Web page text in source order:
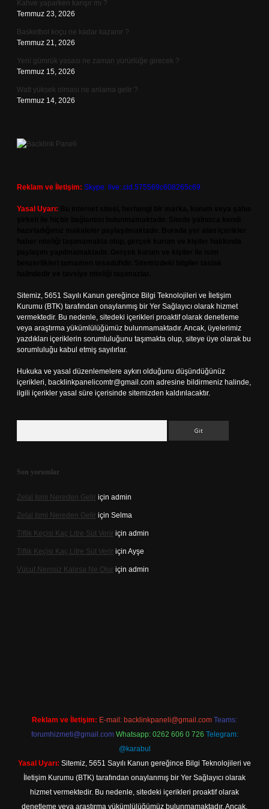
Kahve yaparken karışır mı ?
Temmuz 23, 2026
Basketbol koçu ne kadar kazanır ?
Temmuz 21, 2026
Yeni gümrük yasası ne zaman yürürlüğe girecek ?
Temmuz 15, 2026
Watt yüksek olması ne anlama gelir ?
Temmuz 14, 2026
Reklam ve İletişim: Skype: live:.cid.575569c608265c69
Yasal Uyarı:
Sitemiz, 5651 Sayılı Kanun gereğince Bilgi Teknolojileri ve İletişim
Kurumu (BTK) tarafından onaylanmış bir Yer Sağlayıcı olarak hizmet
vermektedir. Bu nedenle, sitedeki içerikleri proaktif olarak denetleme
veya araştırma yükümlülüğümüz bulunmamaktadır. Ancak, üyelerimiz
yazdıkları içeriklerin sorumluluğunu taşımakta olup, siteye üye olarak bu
sorumluluğu kabul etmiş sayılırlar.
Hukuka ve yasal düzenlemelere aykırı olduğunu düşündüğünüz
içerikleri, backlinkpanelicomtr@gmail.com adresine bildirmeniz halinde,
ilgili içerikler yasal süre içerisinde sitemizden kaldırılacaktır.
Son yorumlar
Zelal Ismi Nereden Gelir için admin
Zelal Ismi Nereden Gelir için Selma
Tiftik Keçisi Kaç Litre Süt Verir için admin
Tiftik Keçisi Kaç Litre Süt Verir için Ayşe
Vücut Nemsiz Kalırsa Ne Olur için admin
Reklam ve İletişim: E-mail: backlinkpaneli@gmail.com Teams:
forumhizmeti@gmail.com Whatsapp: 0262 606 0 726 Telegram:
@karabul
Yasal Uyarı: Sitemiz, 5651 Sayılı Kanun gereğince Bilgi Teknolojileri ve
İletişim Kurumu (BTK) tarafından onaylanmış bir Yer Sağlayıcı olarak
hizmet vermektedir. Bu nedenle, sitedeki içerikleri proaktif olarak
denetleme veya araştırma yükümlülüğümüz bulunmamaktadır. Ancak,